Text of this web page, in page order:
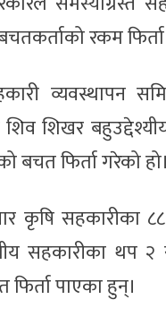
रकम
व्यवस्थापन
शिखर
बचत फिर्ता गरेको हो।
कृषि सहकारीका
सहकारीका थप
पाएका हुन्।